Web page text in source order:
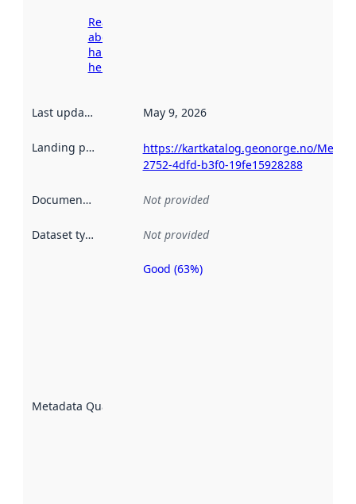
Read more
about
harvesting
here
Last updated May 9, 2026
Landing page
https://kartkatalog.geonorge.no/
2752-4dfd-b3f0-19fe15928288
Documentation Not provided
Dataset type Not provided
Metadata Quality
Metadata
Good (63%)